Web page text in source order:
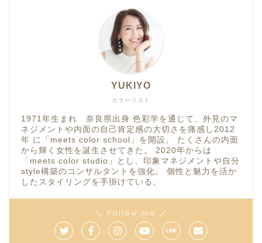
カラーリスト
YUKIYO
1971年生まれ 奈良県出身 色彩学を通じて、外見のマ
ネジメントや内面の自己肯定感の大切さを痛感し2012
年 に「meets color school」を開設。 たくさんの内面
から輝く女性を誕生させてきた。 2020年からは
「meets color studio」とし、印象マネジメントや自分
style構築のコンサルタントを強化。 個性と魅力を活か
したスタイリングを手掛けている。
＼ Follow me ／